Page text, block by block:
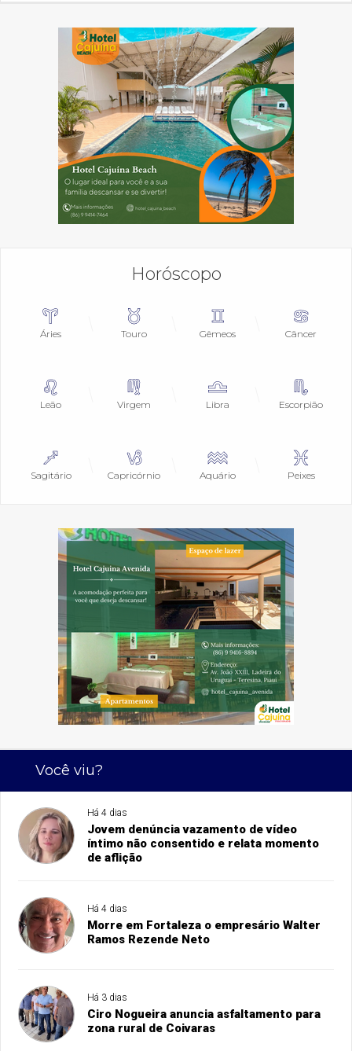
Horóscopo
Áries Touro Gêmeos Câncer
Leão Virgem Libra Escorpião
Sagitário Capricórnio Aquário Peixes
Você viu?
Há 4 dias
Jovem denúncia vazamento de vídeo
íntimo não consentido e relata momento
de aflição
Há 4 dias
Morre em Fortaleza o empresário Walter
Ramos Rezende Neto
Há 3 dias
Ciro Nogueira anuncia asfaltamento para
zona rural de Coivaras